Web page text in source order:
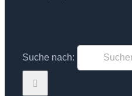
Suche nach: